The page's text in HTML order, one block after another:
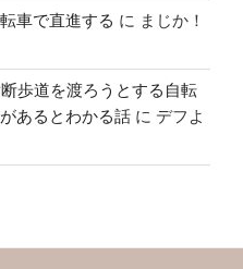
車で直進する に まじか！
歩道を渡ろうとする自転
あるとわかる話 に デフよ